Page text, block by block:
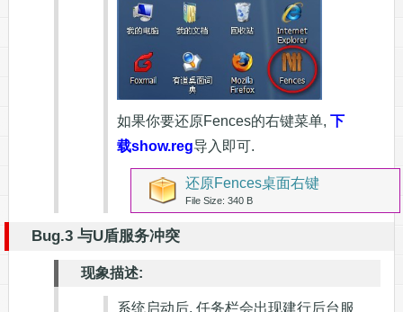
如果你要还原Fences的右键菜单, 下
载show.reg导入即可.
还原Fences桌面右键
File Size: 340 B
Bug.3 与U盾服务冲突
现象描述:
系统启动后, 任务栏会出现建行后台服